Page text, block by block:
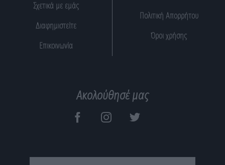
Σχετικά με εμάς
Διαφημιστείτε
Επικοινωνία
Πολιτική Απορρήτου
Όροι χρήσης
Ακολούθησέ μας